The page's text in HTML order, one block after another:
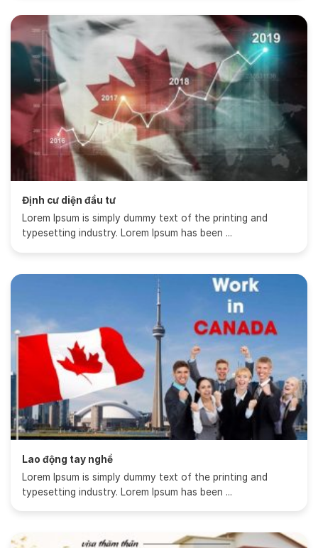
Định cư diện đầu tư
Lorem Ipsum is simply dummy text of the printing and
typesetting industry. Lorem Ipsum has been ...
Lao động tay nghề
Lorem Ipsum is simply dummy text of the printing and
typesetting industry. Lorem Ipsum has been ...